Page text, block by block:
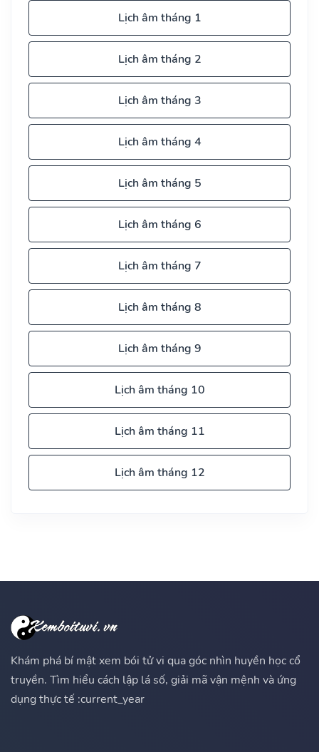
Lịch âm tháng 1
Lịch âm tháng 2
Lịch âm tháng 3
Lịch âm tháng 4
Lịch âm tháng 5
Lịch âm tháng 6
Lịch âm tháng 7
Lịch âm tháng 8
Lịch âm tháng 9
Lịch âm tháng 10
Lịch âm tháng 11
Lịch âm tháng 12
Khám phá bí mật xem bói tử vi qua góc nhìn huyền học cổ
truyền. Tìm hiểu cách lập lá số, giải mã vận mệnh và ứng
dụng thực tế :current_year